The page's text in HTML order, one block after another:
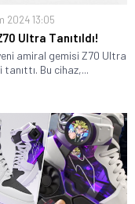
2024 13:05
Ultra Tanıtıldı!
amiral gemisi Z70 Ultra
tanıttı. Bu cihaz,...